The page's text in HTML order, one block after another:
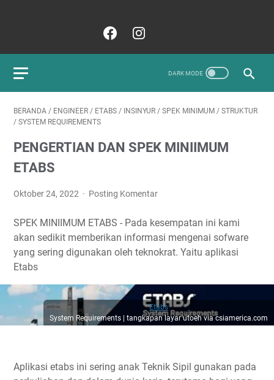
BERANDA / ENGINEER / ETABS / INSINYUR / SPEK MINIMUM / STRUKTUR
/ SYSTEM REQUIREMENTS
PENGERTIAN DAN SPEK MINIIMUM
ETABS
Oktober 24, 2022 Posting Komentar
SPEK MINIIMUM ETABS - Pada kesempatan ini kami
akan sedikit memberikan informasi mengenai sofware
yang sering digunakan oleh teknokrat. Yaitu aplikasi
Etabs
Etabs
System Requirements | tangkapan layar utoeh via csiamerica.com
Aplikasi etabs ini sering anak Teknik Sipil gunakan pada